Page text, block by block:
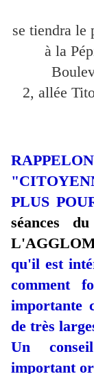
se tiendra le
à la
2, allée
PLUS
séances
qu'il est
comment
importante
de très
Un
important